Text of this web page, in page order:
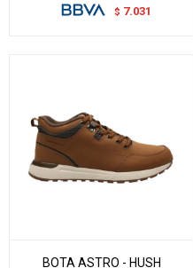
$ 7.031
BOTA ASTRO - HUSH